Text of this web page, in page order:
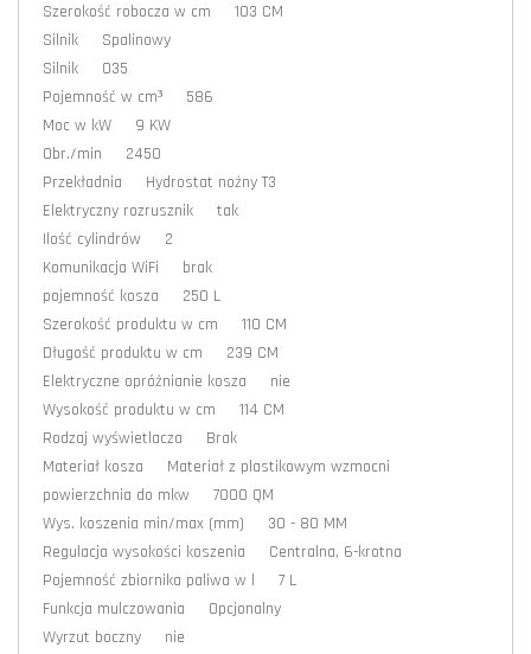
Szerokość robocza w cm 103 CM
Silnik Spalinowy
Silnik 035
Pojemność w cm³ 586
Moc w kW 9 KW
Obr./min 2450
Przekładnia Hydrostat nożny T3
Elektryczny rozrusznik tak
Ilość cylindrów 2
Komunikacja WiFi brak
pojemność kosza 250 L
Szerokość produktu w cm 110 CM
Długość produktu w cm 239 CM
Elektryczne opróżnianie kosza nie
Wysokość produktu w cm 114 CM
Rodzaj wyświetlacza Brak
Materiał kosza Materiał z plastikowym wzmocni
powierzchnia do mkw 7000 QM
Wys. koszenia min/max (mm) 30 - 80 MM
Regulacja wysokości koszenia Centralna, 6-krotna
Pojemność zbiornika paliwa w l 7 L
Funkcja mulczowania Opcjonalny
Wyrzut boczny nie